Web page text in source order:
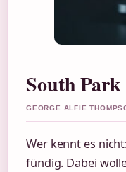
South
GEORGE ALFIE
Wer kennt es
fündig. Dabei